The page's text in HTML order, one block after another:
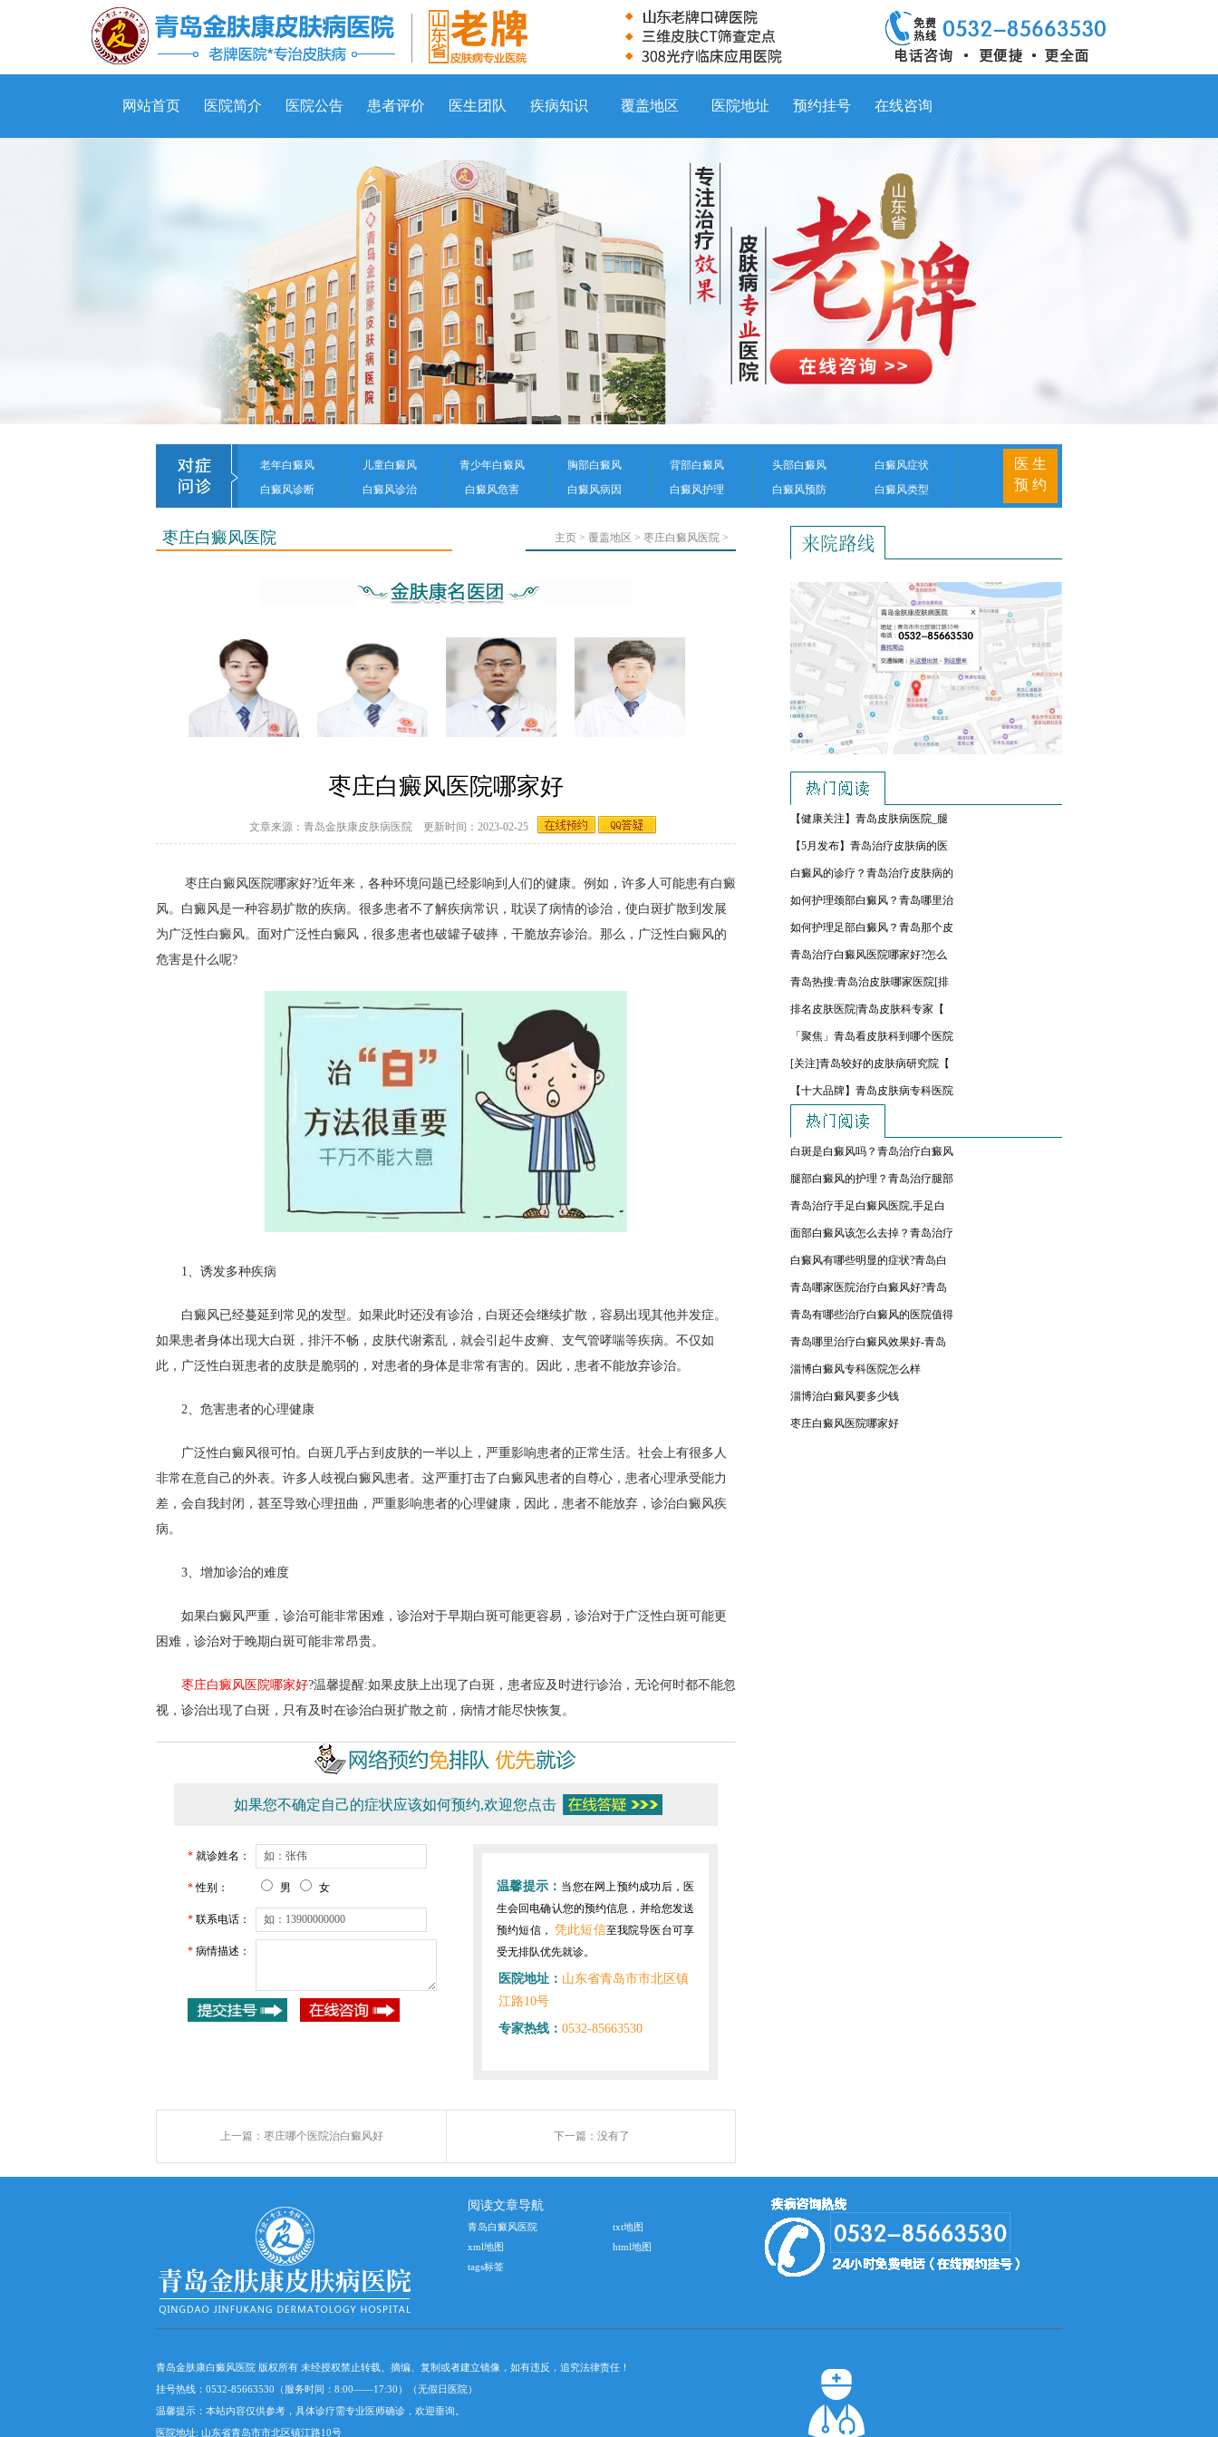
网站首页 医院简介 医院公告 患者评价 医生团队 疾病知识 覆盖地区 医院地址 预约挂号 在线咨询
老年白癜风 儿童白癜风 青少年白癜风 胸部白癜风 背部白癜风 头部白癜风
白癜风症状
白癜风诊断
白癜风诊治 白癜风危害 白癜风病因 白癜风护理 白癜风预防 白癜风类型
医 生
预 约
枣庄白癜风医院 主页 > 覆盖地区 > 枣庄白癜风医院 >
枣庄白癜风医院哪家好
文章来源：青岛金肤康皮肤病医院 更新时间：2023-02-25
枣庄白癜风医院哪家好?近年来，各种环境问题已经影响到人们的健康。例如，许多人可能患有白癜
风。白癜风是一种容易扩散的疾病。很多患者不了解疾病常识，耽误了病情的诊治，使白斑扩散到发展
为广泛性白癜风。面对广泛性白癜风，很多患者也破罐子破摔，干脆放弃诊治。那么，广泛性白癜风的
危害是什么呢?
1、诱发多种疾病
白癜风已经蔓延到常见的发型。如果此时还没有诊治，白斑还会继续扩散，容易出现其他并发症。
如果患者身体出现大白斑，排汗不畅，皮肤代谢紊乱，就会引起牛皮癣、支气管哮喘等疾病。不仅如
此，广泛性白斑患者的皮肤是脆弱的，对患者的身体是非常有害的。因此，患者不能放弃诊治。
2、危害患者的心理健康
广泛性白癜风很可怕。白斑几乎占到皮肤的一半以上，严重影响患者的正常生活。社会上有很多人
非常在意自己的外表。许多人歧视白癜风患者。这严重打击了白癜风患者的自尊心，患者心理承受能力
差，会自我封闭，甚至导致心理扭曲，严重影响患者的心理健康，因此，患者不能放弃，诊治白癜风疾
病。
3、增加诊治的难度
如果白癜风严重，诊治可能非常困难，诊治对于早期白斑可能更容易，诊治对于广泛性白斑可能更
困难，诊治对于晚期白斑可能非常昂贵。
枣庄白癜风医院哪家好?温馨提醒:如果皮肤上出现了白斑，患者应及时进行诊治，无论何时都不能忽
视，诊治出现了白斑，只有及时在诊治白斑扩散之前，病情才能尽快恢复。
如果您不确定自己的症状应该如何预约,欢迎您点击
* 就诊姓名：
*性别： 男 女
* 联系电话：
* 病情描述：
温馨提示： 当您在网上预约成功后，医
生会回电确认您的预约信息，并给您发送
预约短信，凭此短信至我院导医台可享
受无排队优先就诊。
医院地址： 山东省青岛市市北区镇
江路10号
专家热线： 0532-85663530
上一篇： 枣庄哪个医院治白癜风好 下一篇：没有了
【健康关注】青岛皮肤病医院_腿
【5月发布】青岛治疗皮肤病的医
白癜风的诊疗？青岛治疗皮肤病的
如何护理颈部白癜风？青岛哪里治
如何护理足部白癜风？青岛那个皮
青岛治疗白癜风医院哪家好?怎么
青岛热搜:青岛治皮肤哪家医院[排
排名皮肤医院|青岛皮肤科专家【
「聚焦」青岛看皮肤科到哪个医院
[关注]青岛较好的皮肤病研究院【
【十大品牌】青岛皮肤病专科医院
白斑是白癜风吗？青岛治疗白癜风
腿部白癜风的护理？青岛治疗腿部
青岛治疗手足白癜风医院,手足白
面部白癜风该怎么去掉？青岛治疗
白癜风有哪些明显的症状?青岛白
青岛哪家医院治疗白癜风好?青岛
青岛有哪些治疗白癜风的医院值得
青岛哪里治疗白癜风效果好-青岛
淄博白癜风专科医院怎么样
淄博治白癜风要多少钱
枣庄白癜风医院哪家好
阅读文章导航
青岛白癜风医院
txt地图
xml地图
html地图
tags标签
青岛金肤康白癜风医院 版权所有 未经授权禁止转载、摘编、复制或者建立镜像，如有违反，追究法律责任！
挂号热线：0532-85663530（服务时间：8:00——17:30）（无假日医院）
温馨提示：本站内容仅供参考，具体诊疗需专业医师确诊，欢迎垂询。
医院地址: 山东省青岛市市北区镇江路10号